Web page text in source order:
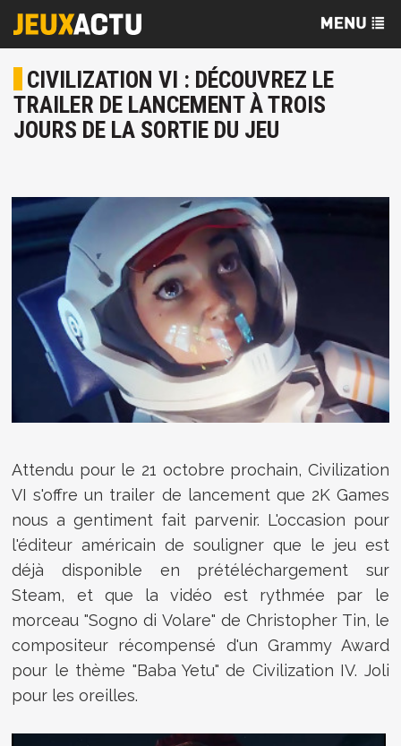
CIVILIZATION VI : DÉCOUVREZ LE
TRAILER DE LANCEMENT À TROIS
JOURS DE LA SORTIE DU JEU
Attendu pour le 21 octobre prochain, Civilization
VI s'offre un trailer de lancement que 2K Games
nous a gentiment fait parvenir. L'occasion pour
l'éditeur américain de souligner que le jeu est
déjà disponible en prétéléchargement sur
Steam, et que la vidéo est rythmée par le
morceau "Sogno di Volare" de Christopher Tin, le
compositeur récompensé d'un Grammy Award
pour le thème "Baba Yetu" de Civilization IV. Joli
pour les oreilles.